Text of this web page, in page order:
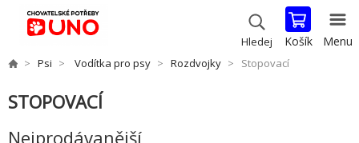
Hledej Košík Menu
Psi Vodítka pro psy Rozdvojky Stopovací
STOPOVACÍ
Nejprodávanější